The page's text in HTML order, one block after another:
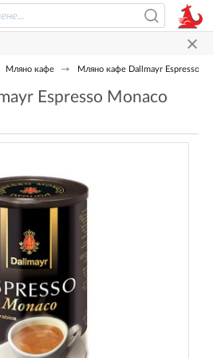
Мляно кафе Мляно кафе Dallmayr Espresso
Espresso Monaco